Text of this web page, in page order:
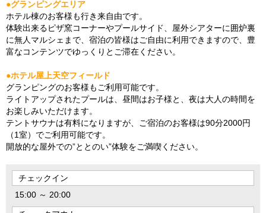
●グランピングエリア
ホテル棟のお客様も行き来自由です。
体験出来るピザ窯コーナーやプールサイド、屋外シアターに囲炉裏
に無人マルシェまで、宿泊の皆様はご自由に利用できますので、豊
富なコンテンツでゆっくりとご滞在ください。
●ホテル屋上天空フィールド
グランピングのお客様もご利用可能です。
ライトアップされたプールは、昼間はお子様と、夜は大人の時間を
お楽しみいただけます。
テントサウナは有料になりますが、ご宿泊のお客様は90分2000円
（1室）でご利用可能です。
開放的な屋外での”ととのい”体験をご満喫ください。
チェックイン
15:00 ～ 20:00